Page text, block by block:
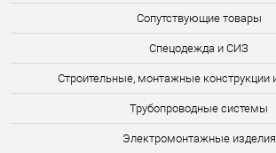
Сопутствующие товары
Спецодежда и СИЗ
Строительные, монтажные конструкции
Трубопроводные системы
Электромонтажные изделия